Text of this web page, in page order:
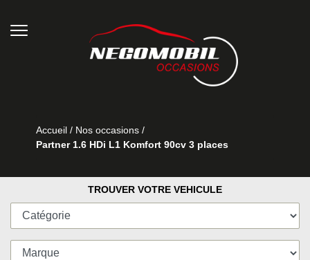
Accueil / Nos occasions /
Partner 1.6 HDi L1 Komfort 90cv 3 places
TROUVER VOTRE VEHICULE